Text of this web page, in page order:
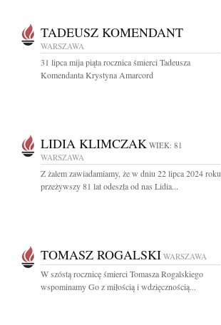
TADEUSZ KOMENDANT
WARSZAWA
31 lipca mija piąta rocznica śmierci Tadeusza
Komendanta Krystyna Amarcord
LIDIA KLIMCZAK WIEK: 81
WARSZAWA
Z żalem zawiadamiamy, że w dniu 22 lipca 2024 roku
przeżywszy 81 lat odeszła od nas Lidia...
TOMASZ ROGALSKI WARSZAWA
W szóstą rocznicę śmierci Tomasza Rogalskiego
wspominamy Go z miłością i wdzięcznością...